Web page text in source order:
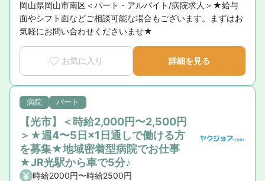
岡山県岡山市南区＜パート・アルバイト/病院求人＞★給与
面やシフト面などご相談可能な場合もございます。まずはお
気軽にお問い合わせくださいませ★
お気に入り 詳細を見る
病院 パート
【光市】＜時給2,000円〜2,500円
＞★週4〜5日×1日通しで働ける方
を募集★地域密着型病院でお仕事
★JR光駅から車で5分♪
時給2000円〜時給2500円